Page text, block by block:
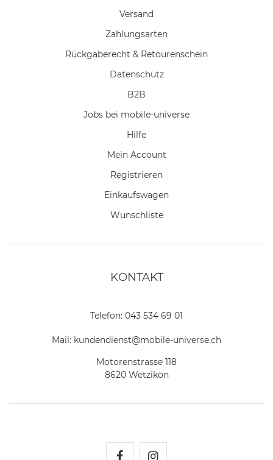
Versand
Zahlungsarten
Rückgaberecht & Retourenschein
Datenschutz
B2B
Jobs bei mobile-universe
Hilfe
Mein Account
Registrieren
Einkaufswagen
Wunschliste
KONTAKT
Telefon: 043 534 69 01
Mail: kundendienst@mobile-universe.ch
Motorenstrasse 118
8620 Wetzikon